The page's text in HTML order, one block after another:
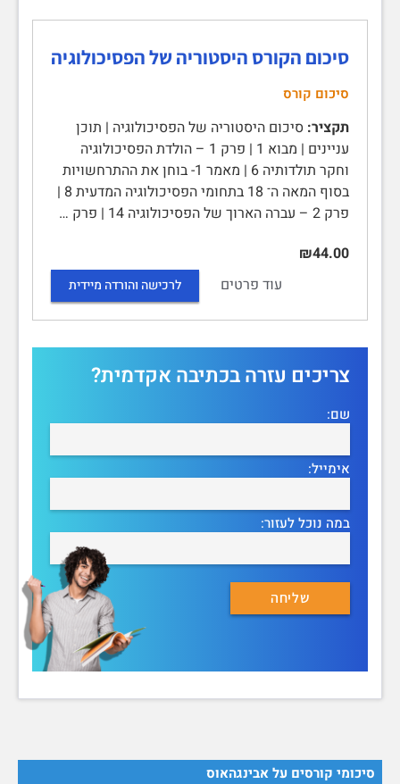
סיכומי קורסים על אבינגהאוס
סיכום הקורס היסטוריה של הפסיכולוגיה
סיכום קורס
תקציר: סיכום היסטוריה של הפסיכולוגיה | תוכן
עניינים | מבוא 1 | פרק 1 – הולדת הפסיכולוגיה
וחקר תולדותיה 6 | מאמר 1- בוחן את ההתרחשויות
בסוף המאה ה־ 18 בתחומי הפסיכולוגיה המדעית 8 |
פרק 2 – עברה הארוך של הפסיכולוגיה 14 | פרק …
₪44.00
עוד פרטים
לרכישה והורדה מיידית
צריכים עזרה בכתיבה אקדמית?
שם:
אימייל:
במה נוכל לעזור: